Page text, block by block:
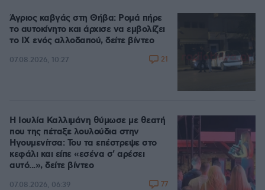
Άγριος καβγάς στη Θήβα: Ρομά πήρε
το αυτοκίνητο και άρχισε να εμβολίζει
το ΙΧ ενός αλλοδαπού, δείτε βίντεο
07.08.2026, 10:27 21
Η Ιουλία Καλλιμάνη θύμωσε με θεατή
που της πέταξε λουλούδια στην
Ηγουμενίτσα: Του τα επέστρεψε στο
κεφάλι και είπε «εσένα σ' αρέσει
αυτό...», δείτε βίντεο
07.08.2026, 06:39 77